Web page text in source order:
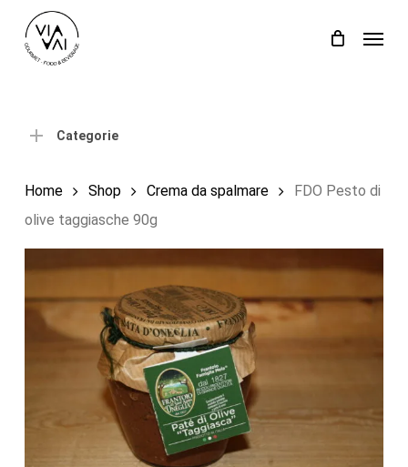
Carrello Close
Categorie
Home Shop Crema da spalmare
FDO Pesto di
olive taggiasche 90g